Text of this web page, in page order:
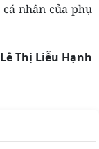
nhân của phụ
Lê Thị Liễu Hạnh